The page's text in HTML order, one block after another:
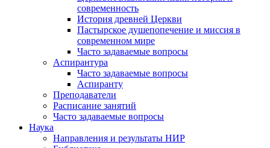
современность
История древней Церкви
Пастырское душепопечение и миссия в
современном мире
Часто задаваемые вопросы
Аспирантура
Часто задаваемые вопросы
Аспиранту
Преподаватели
Расписание занятий
Часто задаваемые вопросы
Наука
Направления и результаты НИР